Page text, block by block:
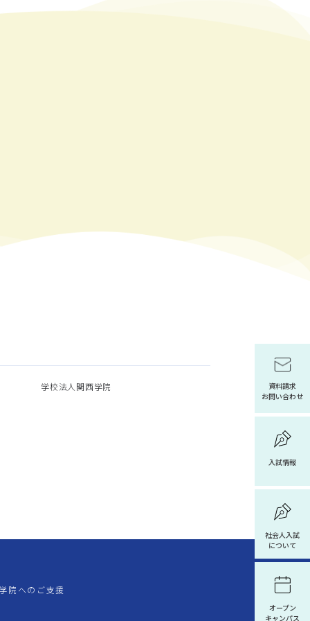
資料請求
お問い合わせ
入試情報
社会人入試
について
オープン
キャンパス
学校法人関西学院
院へのご支援